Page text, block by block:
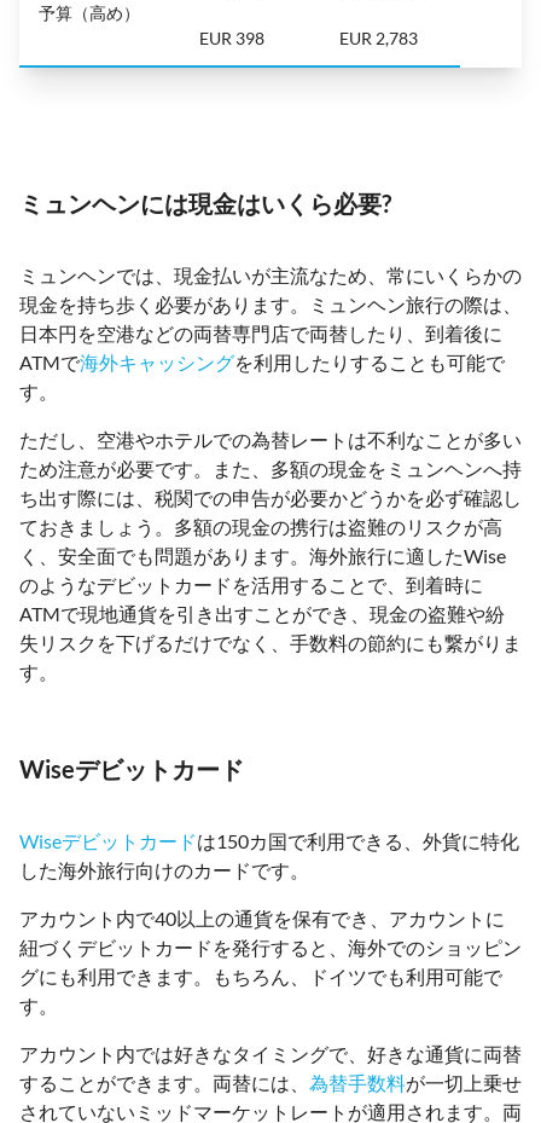
予算（高め）
EUR 398 EUR 2,783
ミュンヘンには現金はいくら必要?
ミュンヘンでは、現金払いが主流なため、常にいくらかの
現金を持ち歩く必要があります。ミュンヘン旅行の際は、
日本円を空港などの両替専門店で両替したり、到着後に
ATMで海外キャッシングを利用したりすることも可能で
す。
ただし、空港やホテルでの為替レートは不利なことが多い
ため注意が必要です。また、多額の現金をミュンヘンへ持
ち出す際には、税関での申告が必要かどうかを必ず確認し
ておきましょう。多額の現金の携行は盗難のリスクが高
く、安全面でも問題があります。海外旅行に適したWise
のようなデビットカードを活用することで、到着時に
ATMで現地通貨を引き出すことができ、現金の盗難や紛
失リスクを下げるだけでなく、手数料の節約にも繋がりま
す。
Wiseデビットカード
Wiseデビットカードは150カ国で利用できる、外貨に特化
した海外旅行向けのカードです。
アカウント内で40以上の通貨を保有でき、アカウントに
紐づくデビットカードを発行すると、海外でのショッピン
グにも利用できます。もちろん、ドイツでも利用可能で
す。
アカウント内では好きなタイミングで、好きな通貨に両替
することができます。両替には、 為替手数料が一切上乗せ
されていないミッドマーケットレートが適用されます。両